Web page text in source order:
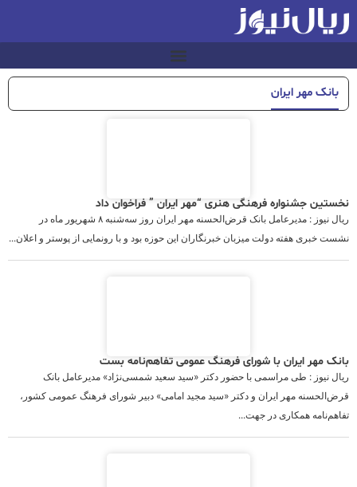
بانک مهر ایران
نخستین جشنواره فرهنگی هنری “مهر ایران ” فراخوان داد
ریال نیوز : مدیرعامل بانک قرض‌الحسنه مهر ایران روز سه‌شنبه ۸ شهریور ماه در
نشست خبری هفته دولت میزبان خبرنگاران این حوزه بود و با رونمایی از پوستر و اعلان...
بانک مهر ایران با شورای فرهنگ عمومی تفاهم‌نامه بست
ریال نیوز : طی مراسمی با حضور دکتر «سید سعید شمسی‌نژاد» مدیرعامل بانک
قرض‌الحسنه مهر ایران و دکتر «سید مجید امامی» دبیر شورای فرهنگ عمومی کشور،
تفاهم‌نامه همکاری در جهت...